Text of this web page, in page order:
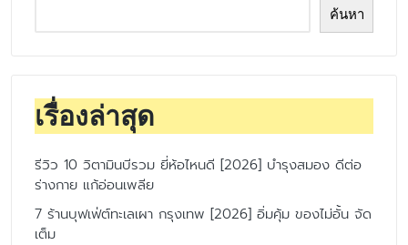
ค้นหา
เรื่องล่าสุด
รีวิว 10 วิตามินบีรวม ยี่ห้อไหนดี [2026] บำรุงสมอง ดีต่อ
ร่างกาย แก้อ่อนเพลีย
7 ร้านบุฟเฟ่ต์ทะเลเผา กรุงเทพ [2026] อิ่มคุ้ม ของไม่อั้น จัด
เต็ม